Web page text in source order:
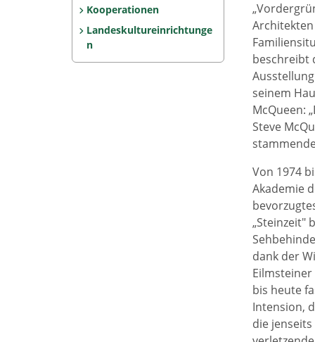
Kooperationen
Landeskultureinrichtunge
n
beschreibt
seinem
McQueen:
Steve
Von 1974
Akademie
„Steinzeit"
dank der
bis heute
Intension,
die